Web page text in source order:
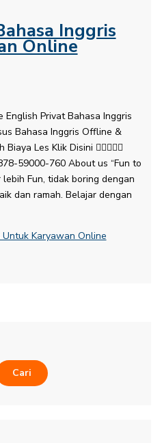
Inggris
Online
English​ Privat Bahasa Inggris
Bahasa Inggris Offline &
Biaya Les Klik Disini 
59000-760 About us “Fun to
Fun, tidak boring dengan
dan ramah. Belajar dengan
Karyawan Online
Cari